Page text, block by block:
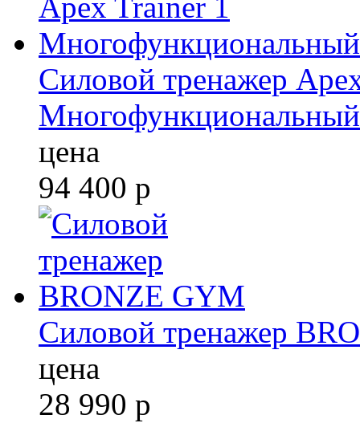
Силовой тренажер
Многофункциональный
цена
94 400 р
Силовой тренажер
цена
28 990 р